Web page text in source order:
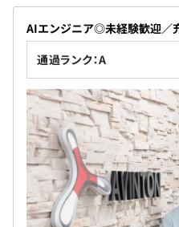
AIエンジニア◎未経験歓迎／
通過ランク：A